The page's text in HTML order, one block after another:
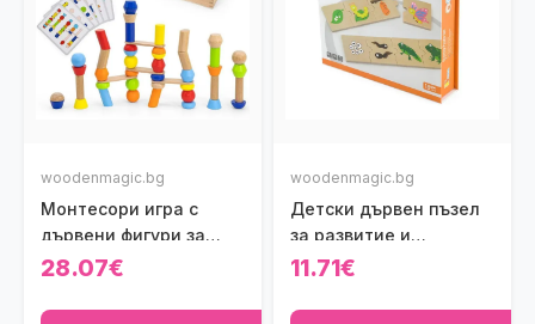
woodenmagic.bg
Монтесори игра с
дървени фигури за
балансиране
28.07€
woodenmagic.bg
Детски дървен пъзел
за развитие и
еволюция Viga toys
11.71€